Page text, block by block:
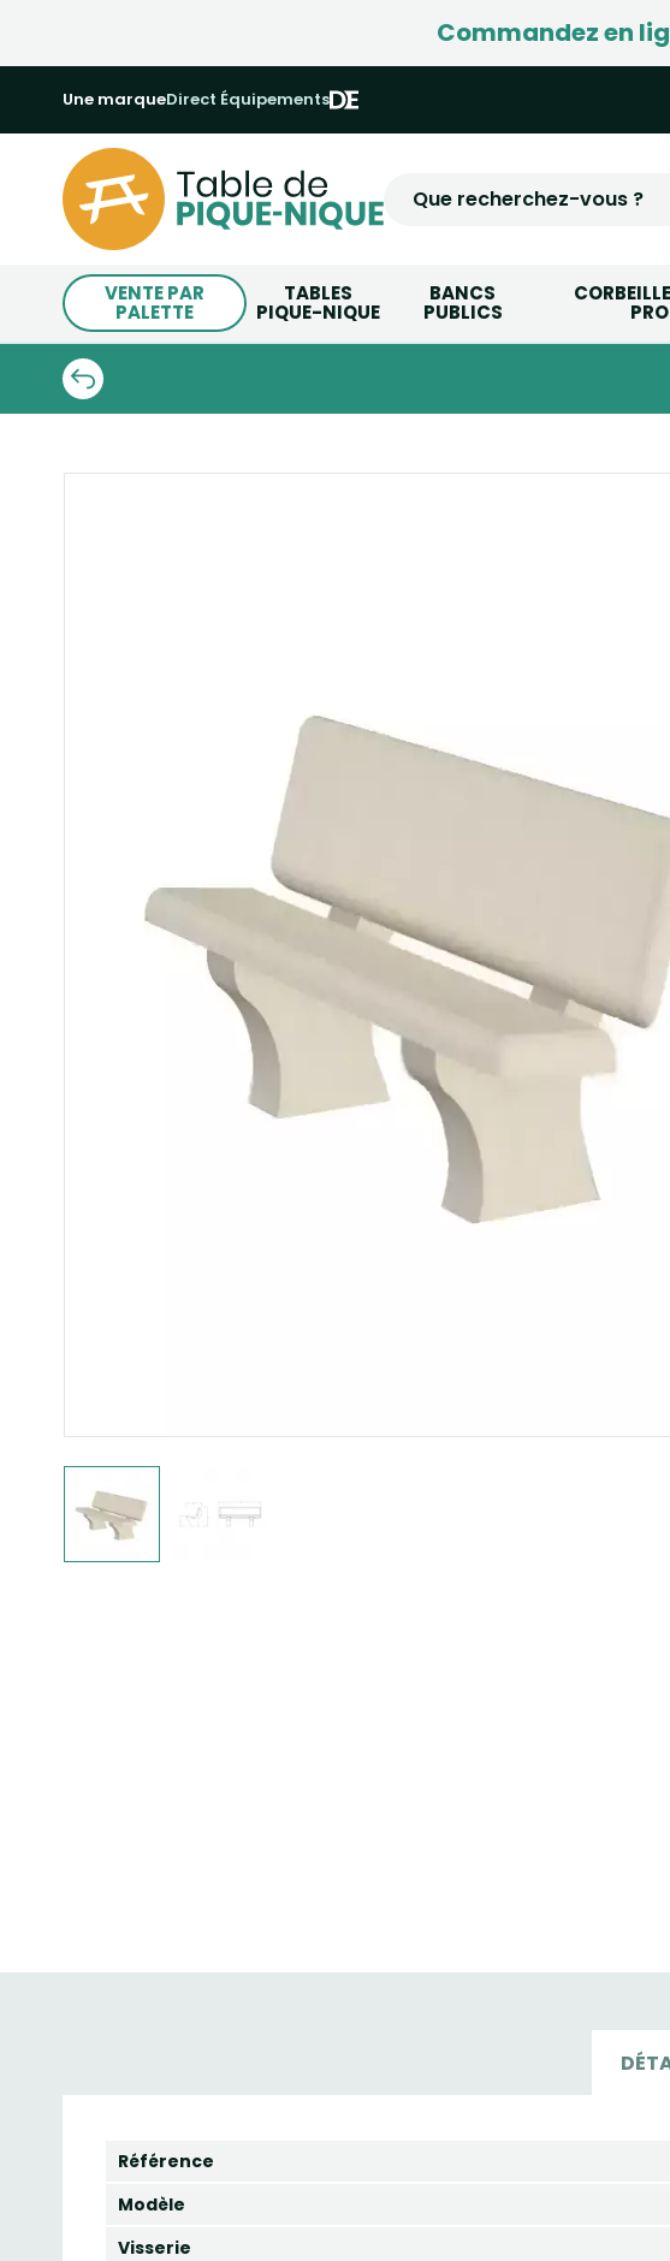
Commandez en
Une marqueDirect Équipements
VENTE PAR
PALETTE
TABLES
PIQUE-NIQUE
BANCS
PUBLICS
Référence
Modèle
Visserie